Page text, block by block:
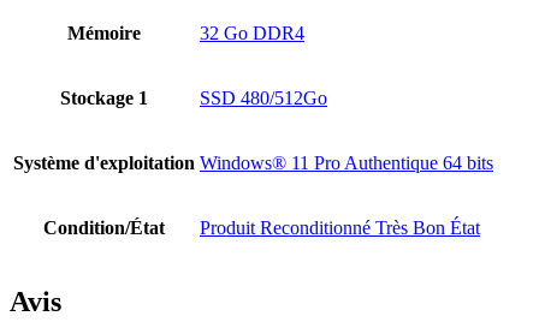
Mémoire 32 Go DDR4
Stockage 1 SSD 480/512Go
Système d'exploitation Windows® 11 Pro Authentique 64 bits
Condition/État Produit Reconditionné Très Bon État
Avis